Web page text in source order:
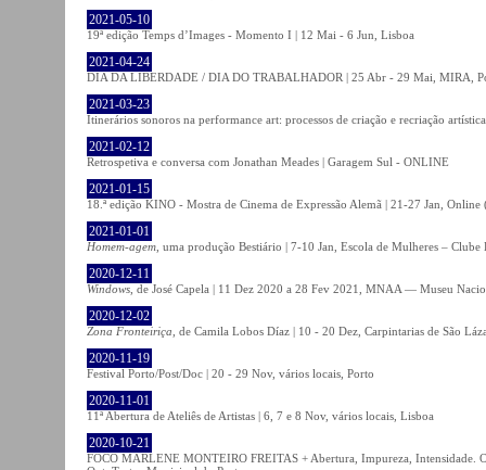
2021-05-10
19ª edição Temps d’Images - Momento I | 12 Mai - 6 Jun, Lisboa
2021-04-24
DIA DA LIBERDADE / DIA DO TRABALHADOR | 25 Abr - 29 Mai, MIRA,
2021-03-23
Itinerários sonoros na performance art: processos de criação e recriação
2021-02-12
Retrospetiva e conversa com Jonathan Meades | Garagem Sul - ONLINE
2021-01-15
18.ª edição KINO - Mostra de Cinema de Expressão Alemã | 21-27 Jan,
2021-01-01
Homem-agem , uma produção Bestiário | 7-10 Jan, Escola de Mulheres – Clube
2020-12-11
Windows , de José Capela | 11 Dez 2020 a 28 Fev 2021, MNAA — Museu
2020-12-02
Zona Fronteiriça , de Camila Lobos Díaz | 10 - 20 Dez, Carpintarias de São
2020-11-19
Festival Porto/Post/Doc | 20 - 29 Nov, vários locais, Porto
2020-11-01
11ª Abertura de Ateliês de Artistas | 6, 7 e 8 Nov, vários locais, Lisboa
2020-10-21
FOCO MARLENE MONTEIRO FREITAS + Abertura, Impureza, Intensidade.